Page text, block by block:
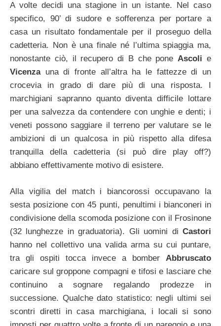
A volte decidi una stagione in un istante. Nel caso
specifico, 90’ di sudore e sofferenza per portare a
casa un risultato fondamentale per il proseguo della
cadetteria. Non è una finale né l’ultima spiaggia ma,
nonostante ciò, il recupero di B che poneAscolie
Vicenza una di fronte all’altra ha le fattezze di un
crocevia in grado di dare più di una risposta. I
marchigiani sapranno quanto diventa difficile lottare
per una salvezza da contendere con unghie e denti; i
veneti possono saggiare il terreno per valutare se le
ambizioni di un qualcosa in più rispetto alla difesa
tranquilla della cadetteria (si può dire play off?)
abbiano effettivamente motivo di esistere.
Alla vigilia del match i biancorossi occupavano la
sesta posizione con 45 punti, penultimi i bianconeri in
condivisione della scomoda posizione con il Frosinone
(32 lunghezze in graduatoria). Gli uomini di Castori
hanno nel collettivo una valida arma su cui puntare,
tra gli ospiti tocca invece a bomber Abbruscato
caricare sul groppone compagni e tifosi e lasciare che
continuino a sognare regalando prodezze in
successione. Qualche dato statistico: negli ultimi sei
scontri diretti in casa marchigiana, i locali si sono